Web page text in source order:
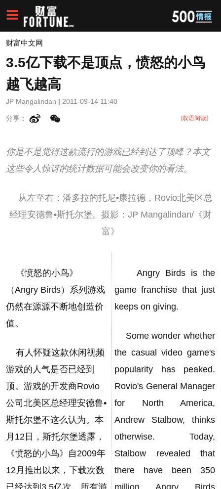
财富中文网
3.5亿下载不是顶点，愤怒的小鸟
越飞越高
JP Mangalindan | 2011-09-14 11:40
分享： [双语阅读]
你是不是觉得这款流行的游戏已经到达了顶峰？本文
这些令人惊讶的统计数据可能会改变你的看法。
从左至右：潘多拉的托尼•康拉德，Rovio北美区总
经理安德鲁•斯托尔堡。摄影：JP Mangalindan/《财
富》
《愤怒的小鸟》
（Angry Birds）系列游戏
仍然在源源不断地创造价
值。
有人怀疑这款休闲视频
游戏的人气是否已经到
顶。游戏的开发商Rovio
公司北美区总经理安德鲁•
斯托尔堡不这么认为。本
月12日，斯托尔堡透露，
《愤怒的小鸟》自2009年
12月推出以来，下载次数
已经达到3.5亿次。所有游
Angry Birds is the
game franchise that just
keeps on giving.
Some wonder whether
the casual video game's
popularity has peaked.
Rovio's General Manager
for North America,
Andrew Stalbow, thinks
otherwise. Today,
Stalbow revealed that
there have been 350
million Angry Birds